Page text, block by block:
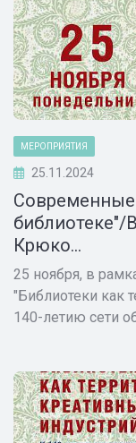
МЕРОПРИЯТИЯ
25.11.2024
библиотеке"/
Крюко...
25 ноября, в
"Библиотеки как
140-летию сети